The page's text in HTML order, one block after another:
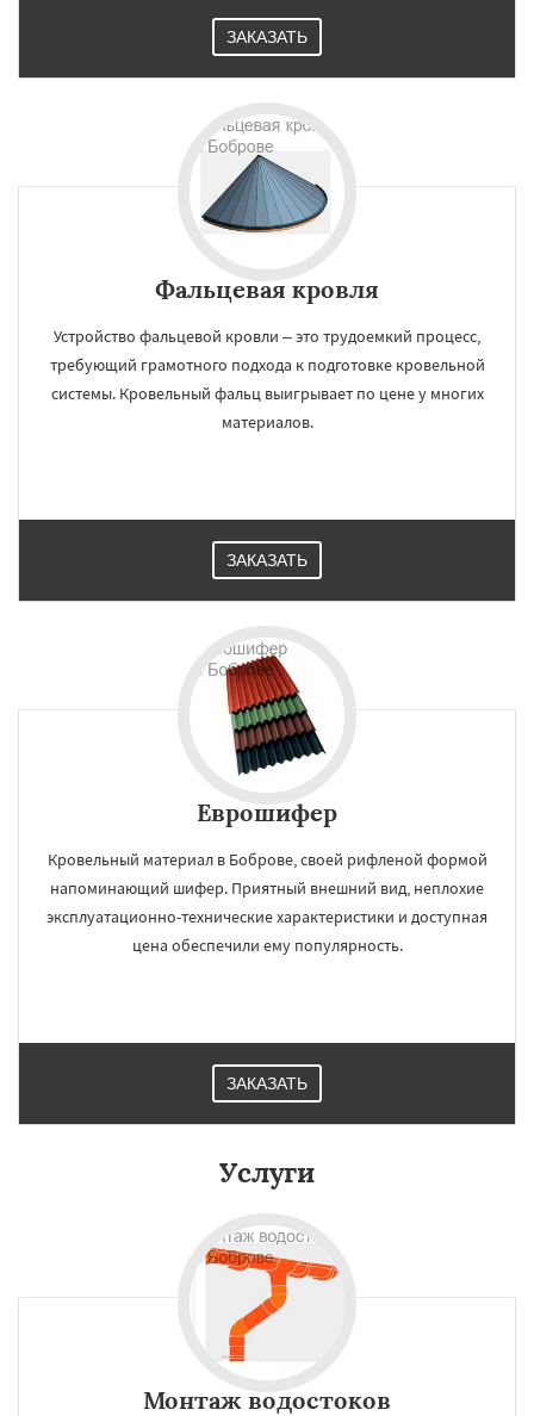
ЗАКАЗАТЬ
Фальцевая кровля
Устройство фальцевой кровли – это трудоемкий процесс,
требующий грамотного подхода к подготовке кровельной
системы. Кровельный фальц выигрывает по цене у многих
материалов.
ЗАКАЗАТЬ
Еврошифер
Кровельный материал в Боброве, своей рифленой формой
напоминающий шифер. Приятный внешний вид, неплохие
эксплуатационно-технические характеристики и доступная
цена обеспечили ему популярность.
ЗАКАЗАТЬ
Услуги
Монтаж водостоков